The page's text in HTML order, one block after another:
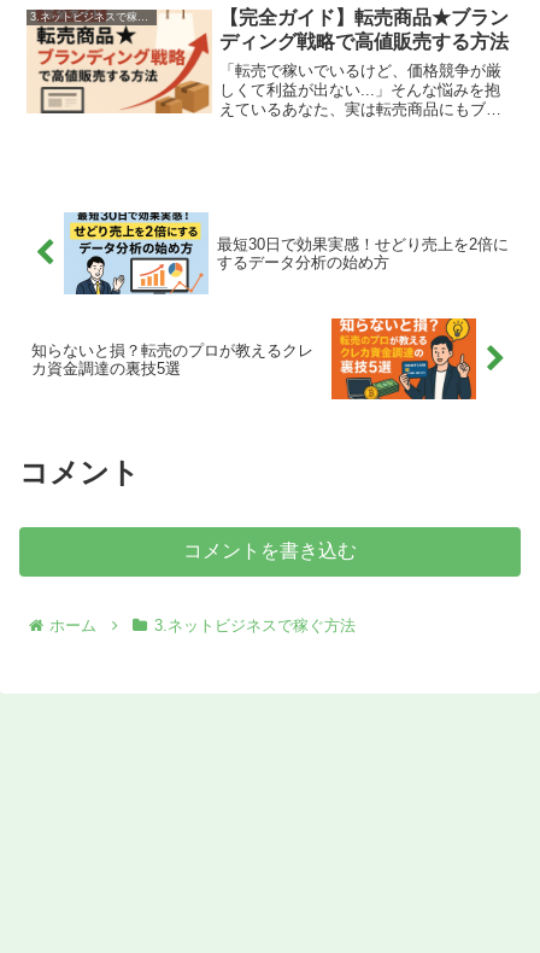
リエーターの役割ではありません。それ
が理解できれば、副業でも月収100万円以
上は稼げるようになります。
【完全ガイド】転売商品★ブラン
ディング戦略で高値販売する方法
「転売で稼いでいるけど、価格競争が厳
しくて利益が出ない...」そんな悩みを抱
えているあなた、実は転売商品にもブラ
最短30日で効果実感！せどり売上を2倍に
するデータ分析の始め方
知らないと損？転売のプロが教えるクレ
カ資金調達の裏技5選
コメント
コメントを書き込む
ホーム 3.ネットビジネスで稼ぐ方法